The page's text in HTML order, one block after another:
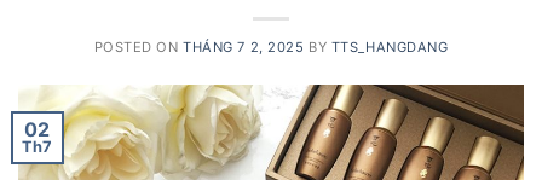
POSTED ONTHÁNG 7 2, 2025 BY TTS_HANGDANG
02
Th7